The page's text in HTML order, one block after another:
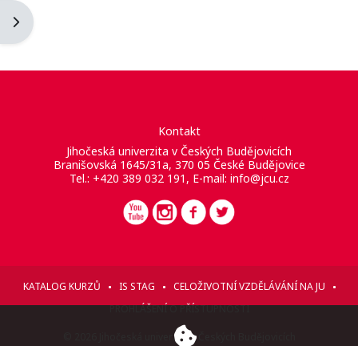
Otevřít panel bloku
Kontakt
Jihočeská univerzita v Českých Budějovicích
Branišovská 1645/31a, 370 05 České Budějovice
Tel.: +420 389 032 191, E-mail: info@jcu.cz
KATALOG KURZŮ IS STAG
CELOŽIVOTNÍ VZDĚLÁVÁNÍ NA JU
PROHLÁŠENÍ O PŘÍSTUPNOSTI
© 2026 Jihočeská univerzita v Českých Budějovicích